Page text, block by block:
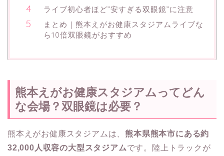
ライブ初心者ほど”安すぎる双眼鏡”に注意
まとめ｜熊本えがお健康スタジアムライブな
ら10倍双眼鏡がおすすめ
熊本えがお健康スタジアムってどん
な会場？双眼鏡は必要？
熊本えがお健康スタジアムは、 熊本県熊本市にある約
32,000人収容の大型スタジアムです。陸上トラックが